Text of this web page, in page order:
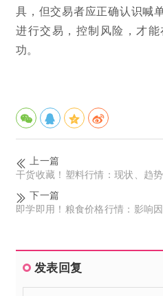
具，但交易者应正确认识喊
进行交易，控制风险，才
功。
上一篇
干货收藏！塑料行情：现状、趋
下一篇
即学即用！粮食价格行情：影响
发表回复